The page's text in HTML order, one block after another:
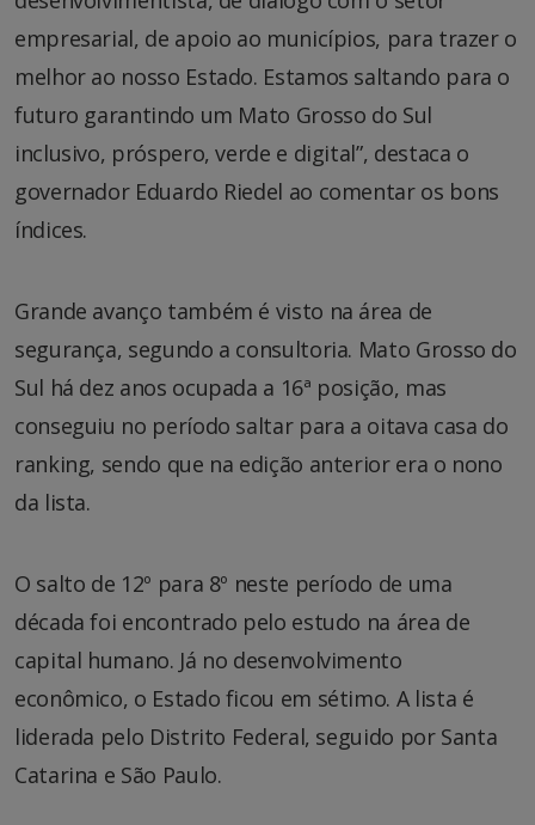
empresarial, de apoio ao municípios, para trazer o
melhor ao nosso Estado. Estamos saltando para o
futuro garantindo um Mato Grosso do Sul
inclusivo, próspero, verde e digital”, destaca o
governador Eduardo Riedel ao comentar os bons
índices.
Grande avanço também é visto na área de
segurança, segundo a consultoria. Mato Grosso do
Sul há dez anos ocupada a 16ª posição, mas
conseguiu no período saltar para a oitava casa do
ranking, sendo que na edição anterior era o nono
da lista.
O salto de 12º para 8º neste período de uma
década foi encontrado pelo estudo na área de
capital humano. Já no desenvolvimento
econômico, o Estado ficou em sétimo. A lista é
liderada pelo Distrito Federal, seguido por Santa
Catarina e São Paulo.